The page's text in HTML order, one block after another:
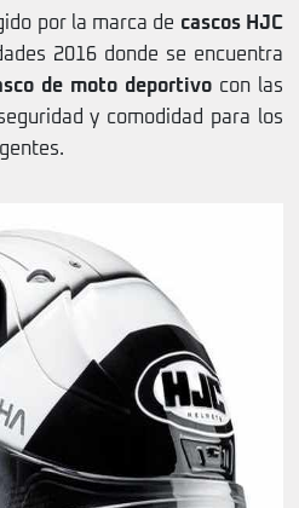
por la marca de cascos HJC
2016 donde se encuentra
de moto deportivo con las
y comodidad para los